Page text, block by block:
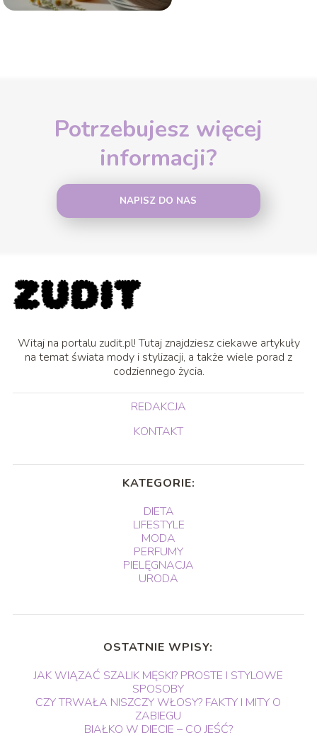
Potrzebujesz więcej
informacji?
NAPISZ DO NAS
Witaj na portalu zudit.pl! Tutaj znajdziesz ciekawe artykuły
na temat świata mody i stylizacji, a także wiele porad z
codziennego życia.
REDAKCJA
KONTAKT
KATEGORIE:
DIETA
LIFESTYLE
MODA
PERFUMY
PIELĘGNACJA
URODA
OSTATNIE WPISY:
JAK WIĄZAĆ SZALIK MĘSKI? PROSTE I STYLOWE
SPOSOBY
CZY TRWAŁA NISZCZY WŁOSY? FAKTY I MITY O
ZABIEGU
BIAŁKO W DIECIE – CO JEŚĆ?